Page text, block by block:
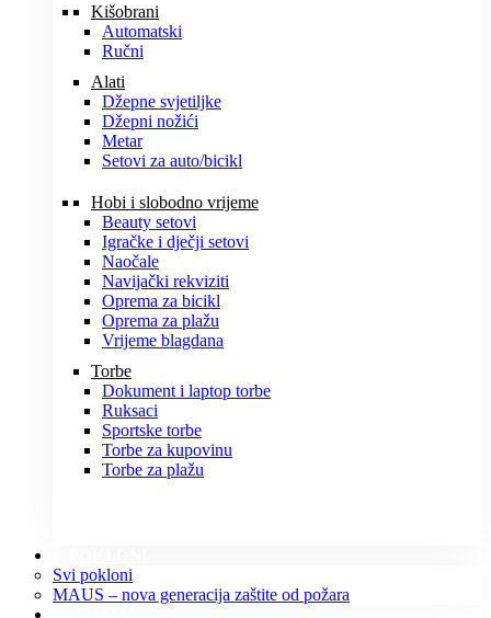
Kišobrani
Automatski
Ručni
Alati
Džepne svjetiljke
Džepni nožići
Metar
Setovi za auto/bicikl
Hobi i slobodno vrijeme
Beauty setovi
Igračke i dječji setovi
Naočale
Navijački rekviziti
Oprema za bicikl
Oprema za plažu
Vrijeme blagdana
Torbe
Dokument i laptop torbe
Ruksaci
Sportske torbe
Torbe za kupovinu
Torbe za plažu
Svi pokloni
MAUS – nova generacija zaštite od požara